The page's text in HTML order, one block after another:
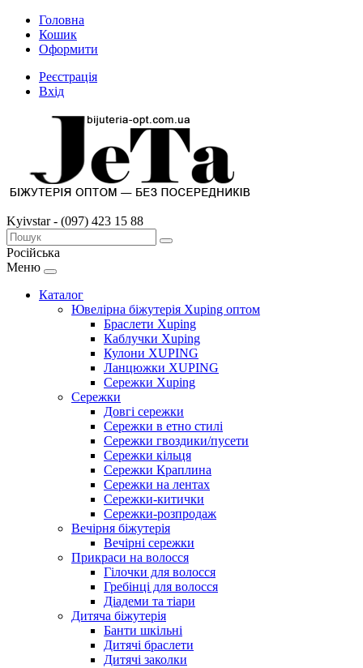
Головна
Кошик
Оформити
Реєстрація
Вхід
Kyivstar - (097) 423 15 88
Російська
Меню
Каталог
Ювелірна біжутерія Xuping оптом
Браслети Xuping
Каблучки Xuping
Кулони XUPING
Ланцюжки XUPING
Сережки Xuping
Сережки
Довгі сережки
Сережки в етно стилі
Сережки гвоздики/пусети
Сережки кільця
Сережки Краплина
Сережки на лентах
Сережки-китички
Сережки-розпродаж
Вечірня біжутерія
Вечірні сережки
Прикраси на волосся
Гілочки для волосся
Гребінці для волосся
Діадеми та тіари
Дитяча біжутерія
Банти шкільні
Дитячі браслети
Дитячі заколки